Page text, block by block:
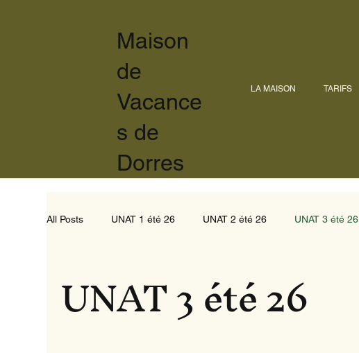
LA MAISON TARIFS
Maison
de
Vacance
s de
Dorres
All Posts UNAT 1 été 26 UNAT 2 été 26 UNAT 3 été 26
UNAT 3 été 26